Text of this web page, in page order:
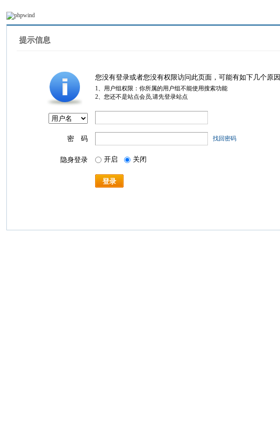
提示信息
您没有登录或者您没有权限访问此页面，可能有如下几个原因
1、用户组权限：你所属的用户组不能使用搜索功能
2、您还不是站点会员,请先登录站点
密 码 找回密码
隐身登录 开启 关闭
登录